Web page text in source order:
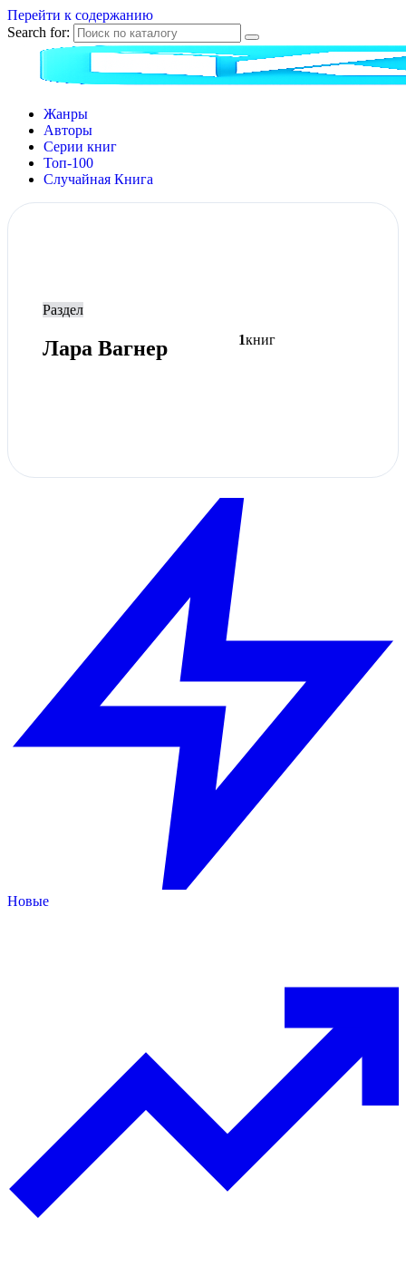
Перейти к содержанию
Search for:
Жанры
Авторы
Серии книг
Топ-100
Случайная Книга
Раздел
Лара Вагнер 1книг
Новые